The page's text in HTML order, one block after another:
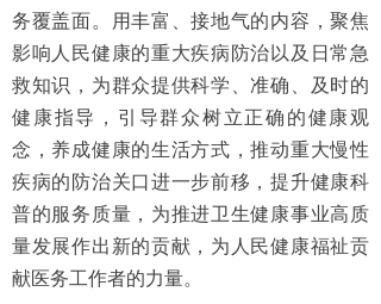
务覆盖面。用丰富、接地气的内容，聚焦
影响人民健康的重大疾病防治以及日常急
救知识，为群众提供科学、准确、及时的
健康指导，引导群众树立正确的健康观
念，养成健康的生活方式，推动重大慢性
疾病的防治关口进一步前移，提升健康科
普的服务质量，为推进卫生健康事业高质
量发展作出新的贡献，为人民健康福祉贡
献医务工作者的力量。